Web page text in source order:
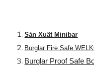
Sản Xuất Minibar
Burglar Fire Safe
Burglar Proof Safe